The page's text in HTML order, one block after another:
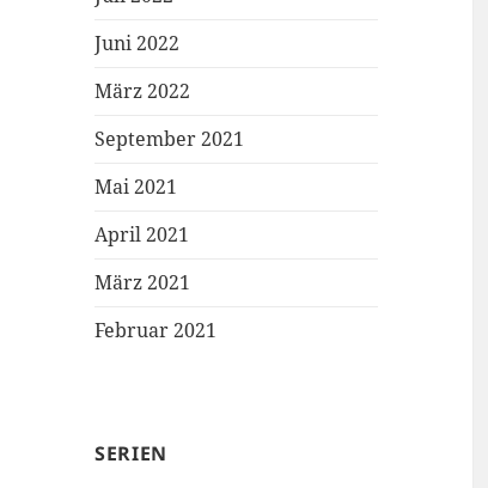
Juni 2022
März 2022
September 2021
Mai 2021
April 2021
März 2021
Februar 2021
SERIEN